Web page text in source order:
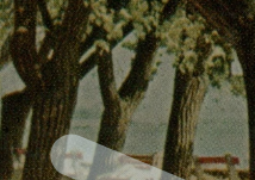
VÁRBÖRTÖN
HELLOVEB